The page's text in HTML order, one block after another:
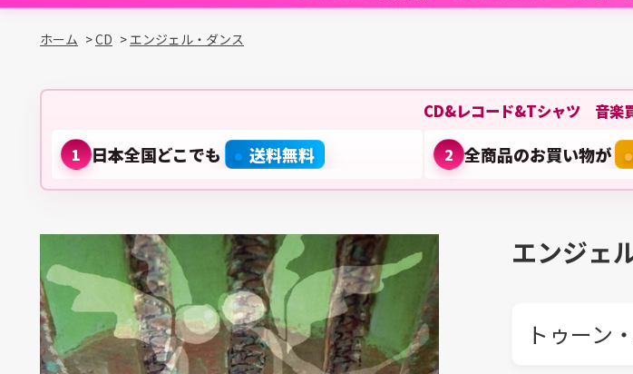
ホーム >CD >エンジェル・ダンス
CD&レコード&Tシャツ 音楽
1 日本全国どこでも 送料無料 2 全商品のお買い物が
エンジェ
トゥーン